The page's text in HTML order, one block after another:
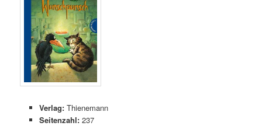
Verlag: Thienemann
Seitenzahl: 237